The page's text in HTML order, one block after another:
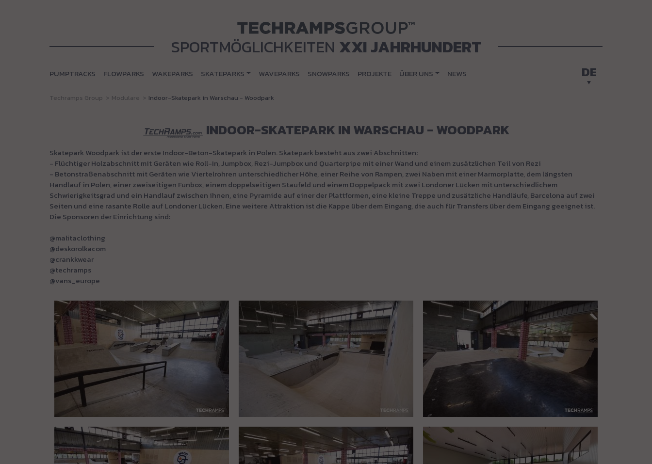
SPORTMÖGLICHKEITEN XXI JAHRHUNDERT
PUMPTRACKS FLOWPARKS WAKEPARKS SKATEPARKS WAVEPARKS SNOWPARKS PROJEKTE ÜBER UNS NEWS DE
Techramps Group Modulare Indoor-Skatepark in Warschau - Woodpark
INDOOR-SKATEPARK IN WARSCHAU - WOODPARK
Skatepark Woodpark ist der erste Indoor-Beton-Skatepark in Polen. Skatepark besteht aus zwei Abschnitten:
- Flüchtiger Holzabschnitt mit Geräten wie Roll-In, Jumpbox, Rezi-Jumpbox und Quarterpipe mit einer Wand und einem zusätzlichen Teil von Rezi
- Betonstraßenabschnitt mit Geräten wie Viertelrohren unterschiedlicher Höhe, einer Reihe von Rampen, zwei Naben mit einer Marmorplatte, dem längsten
Handlauf in Polen, einer zweiseitigen Funbox, einem doppelseitigen Staufeld und einem Doppelpack mit zwei Londoner Lücken mit unterschiedlichem
Schwierigkeitsgrad und ein Handlauf zwischen ihnen, eine Pyramide auf einer der Plattformen, eine kleine Treppe und zusätzliche Handläufe, Barcelona auf zwei
Seiten und eine rasante Rolle auf Londoner Lücken. Eine weitere Attraktion ist die Kappe über dem Eingang, die auch für Transfers über dem Eingang geeignet ist.
Die Sponsoren der Einrichtung sind:
@malitaclothing
@deskorolkacom
@crankkwear
@techramps
@vans_europe